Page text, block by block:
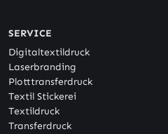
SERVICE
Digitaltextildruck
Laserbranding
Plotttransferdruck
Textil Stickerei
Textildruck
Transferdruck